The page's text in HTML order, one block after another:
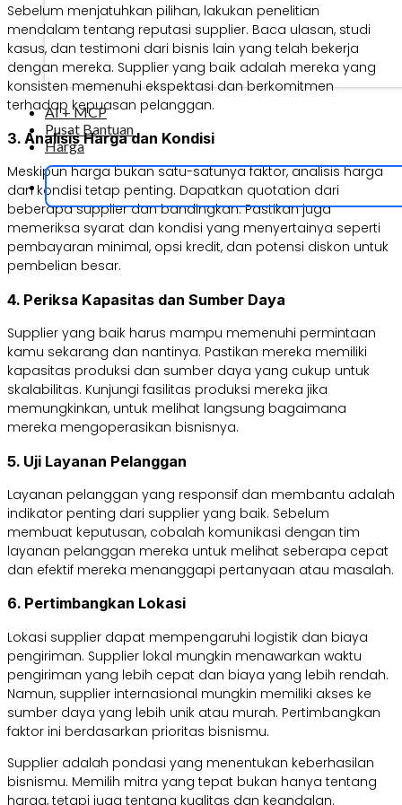
AI + MCP
Pusat Bantuan
Harga
Sebelum menjatuhkan pilihan, lakukan penelitian
mendalam tentang reputasi supplier. Baca ulasan, studi
kasus, dan testimoni dari bisnis lain yang telah bekerja
dengan mereka. Supplier yang baik adalah mereka yang
konsisten memenuhi ekspektasi dan berkomitmen
terhadap kepuasan pelanggan.
3. Analisis Harga dan Kondisi
Meskipun harga bukan satu-satunya faktor, analisis harga
dan kondisi tetap penting. Dapatkan quotation dari
beberapa supplier dan bandingkan. Pastikan juga
memeriksa syarat dan kondisi yang menyertainya seperti
pembayaran minimal, opsi kredit, dan potensi diskon untuk
pembelian besar.
4. Periksa Kapasitas dan Sumber Daya
Supplier yang baik harus mampu memenuhi permintaan
kamu sekarang dan nantinya. Pastikan mereka memiliki
kapasitas produksi dan sumber daya yang cukup untuk
skalabilitas. Kunjungi fasilitas produksi mereka jika
memungkinkan, untuk melihat langsung bagaimana
mereka mengoperasikan bisnisnya.
5. Uji Layanan Pelanggan
Layanan pelanggan yang responsif dan membantu adalah
indikator penting dari supplier yang baik. Sebelum
membuat keputusan, cobalah komunikasi dengan tim
layanan pelanggan mereka untuk melihat seberapa cepat
dan efektif mereka menanggapi pertanyaan atau masalah.
6. Pertimbangkan Lokasi
Lokasi supplier dapat mempengaruhi logistik dan biaya
pengiriman. Supplier lokal mungkin menawarkan waktu
pengiriman yang lebih cepat dan biaya yang lebih rendah.
Namun, supplier internasional mungkin memiliki akses ke
sumber daya yang lebih unik atau murah. Pertimbangkan
faktor ini berdasarkan prioritas bisnismu.
Supplier adalah pondasi yang menentukan keberhasilan
bisnismu. Memilih mitra yang tepat bukan hanya tentang
harga, tetapi juga tentang kualitas dan keandalan.